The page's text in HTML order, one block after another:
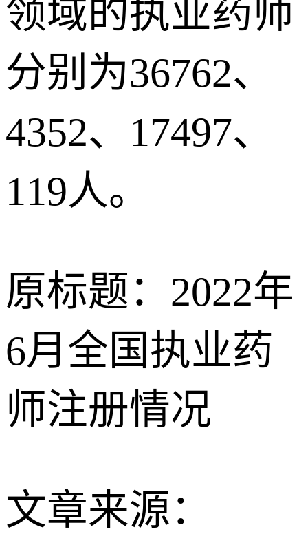
领域的执业药师
分别为36762、
4352、17497、
119人。
原标题：2022年
6月全国执业药
师注册情况
文章来源：